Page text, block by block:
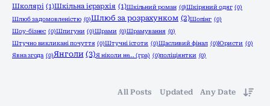
Школярі (1)Шкільна ієрархія (1)Шкільний роман (0)Шкіряний одяг (0)
Шлюб за домовленістю (0)Шлюб за розрахунком (2)Шопінг (0)
Шоу-бізнес (0)Шпигуни (0)Шрами (0)Шрамування (0)
Штучно викликані почуття (0)Штучні істоти (0)Щасливий фінал (0)Юристи (0)
Явна згода (0)Янголи (3)Я ніколи не... (гра) (0)поліціянтки (0)
All Posts Updated Any Date